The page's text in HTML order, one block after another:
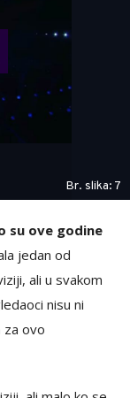
Br. slika: 7
su ove godine
jedan od
ali u svakom
nisu ni
za ovo